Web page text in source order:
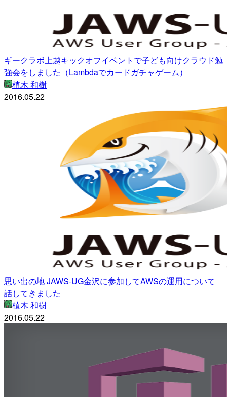
ギークラボ上越キックオフイベントで子ども向けクラウド勉
強会をしました（Lambdaでカードガチャゲーム）
植木 和樹
2016.05.22
思い出の地 JAWS-UG金沢に参加してAWSの運用について
話してきました
植木 和樹
2016.05.22